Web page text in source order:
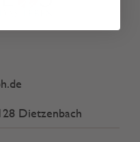
Dietzenbach